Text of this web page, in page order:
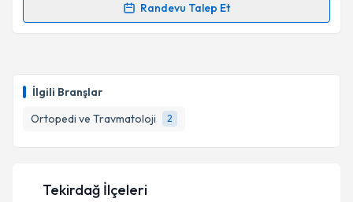
İlgili Branşlar
Ortopedi ve Travmatoloji
2
Randevu Talep Et
E-posta Adresiniz
Kişisel verilerimin işlenmesine ilişkin
Metni 'ni okudum ve kişisel verilerimin belirtilen
Tekirdağ İlçeleri